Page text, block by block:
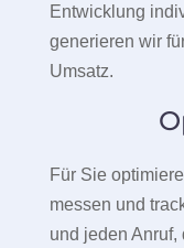
Entwicklung
generieren wir
Umsatz.
Für Sie
messen und
und jeden Anruf,